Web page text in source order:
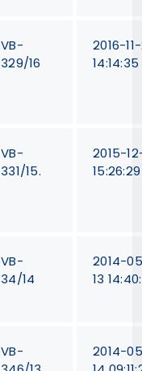
VB-
329/16
2016-
14:14:35
VB-
331/15.
2015-
15:26:29
VB-
34/14
2014-
13
VB-
2014-